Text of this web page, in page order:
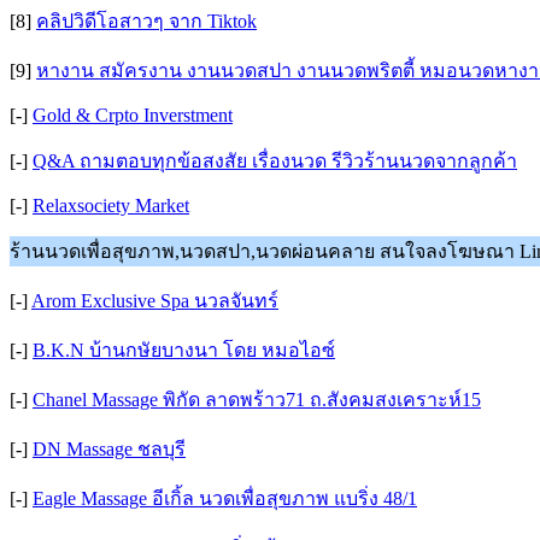
[8] คลิปวิดีโอสาวๆ จาก Tiktok
[9] หางาน สมัครงาน งานนวดสปา งานนวดพริตตี้ หมอนวดหาง
[-] Gold & Crpto Inverstment
[-] Q&A ถามตอบทุกข้อสงสัย เรื่องนวด รีวิวร้านนวดจากลูกค้า
[-] Relaxsociety Market
ร้านนวดเพื่อสุขภาพ,นวดสปา,นวดผ่อนคลาย สนใจลงโฆษณา Line
[-] Arom Exclusive Spa นวลจันทร์
[-] B.K.N บ้านกษัยบางนา โดย หมอไอซ์
[-] Chanel Massage พิกัด ลาดพร้าว71 ถ.สังคมสงเคราะห์15
[-] DN Massage ชลบุรี
[-] Eagle Massage อีเกิ้ล นวดเพื่อสุขภาพ แบริ่ง 48/1